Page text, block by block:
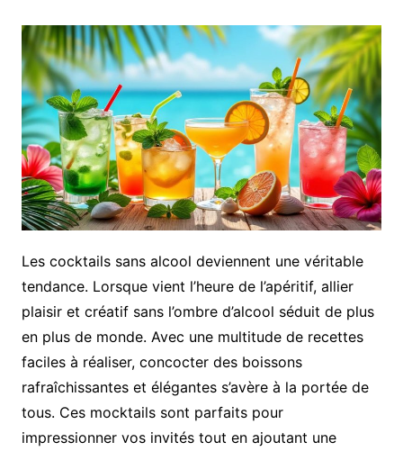
Les cocktails sans alcool deviennent une véritable
tendance. Lorsque vient l’heure de l’apéritif, allier
plaisir et créatif sans l’ombre d’alcool séduit de plus
en plus de monde. Avec une multitude de recettes
faciles à réaliser, concocter des boissons
rafraîchissantes et élégantes s’avère à la portée de
tous. Ces mocktails sont parfaits pour
impressionner vos invités tout en ajoutant une